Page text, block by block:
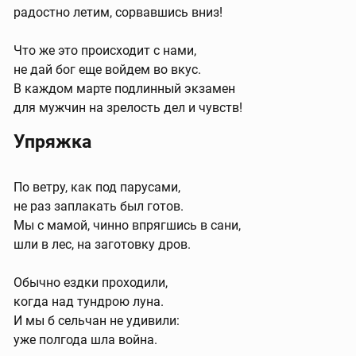
радостно летим, сорвавшись вниз!
Что же это происходит с нами,
не дай бог еще войдем во вкус.
В каждом марте подлинный экзамен
для мужчин на зрелость дел и чувств!
Упряжка
По ветру, как под парусами,
не раз заплакать был готов.
Мы с мамой, чинно впрягшись в сани,
шли в лес, на заготовку дров.
Обычно ездки проходили,
когда над тундрою луна.
И мы б сельчан не удивили:
уже полгода шла война.